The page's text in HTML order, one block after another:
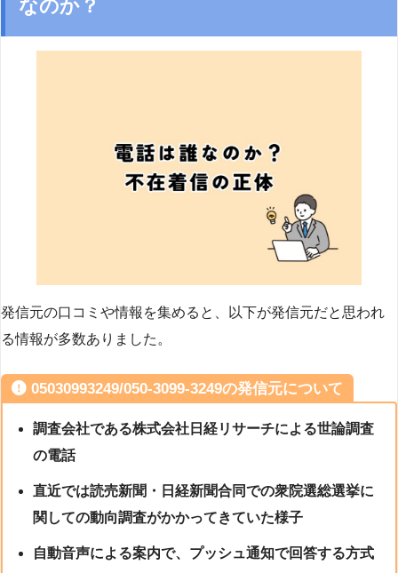
なのか？
発信元の口コミや情報を集めると、以下が発信元だと思われ
る情報が多数ありました。
05030993249/050-3099-3249の発信元について
調査会社である株式会社日経リサーチによる世論調査
の電話
直近では読売新聞・日経新聞合同での衆院選総選挙に
関しての動向調査がかかってきていた様子
自動音声による案内で、プッシュ通知で回答する方式